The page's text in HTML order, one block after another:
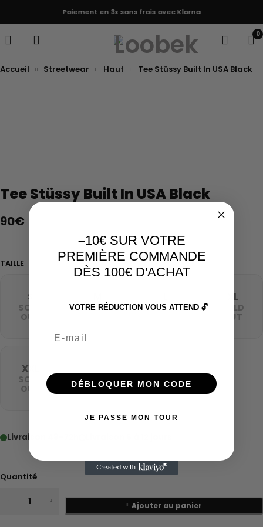
Paiement en 3x sans frais avec Klarna
0
Accueil Streetwear Haut Tee Stüssy Built In USA Black
Tee Stüssy Built In USA Black
90€
TAILLE
S
SOLD
OUT
SOLD
SOLD
XL
SOLD
OUT
XXL
SOLD
OUT
Livraison 48–72h
Quantité
Ajouter au panier
–10€ SUR VOTRE
PREMIÈRE COMMANDE
DÈS 100€ D'ACHAT
VOTRE RÉDUCTION VOUS ATTEND 🔓
DÉBLOQUER MON CODE
JE PASSE MON TOUR